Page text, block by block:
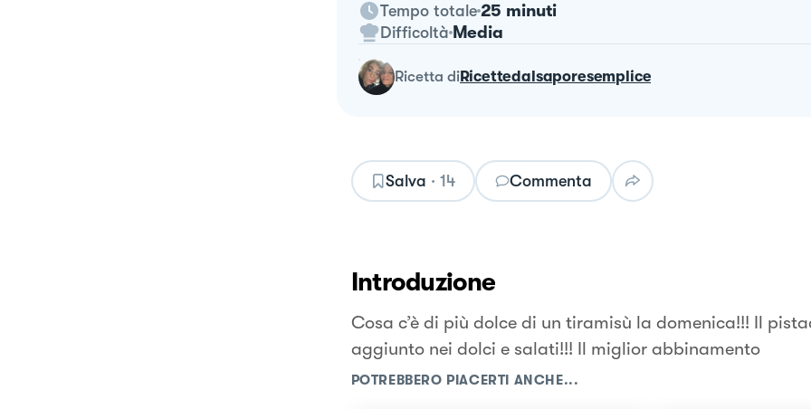
Tempo totale 25 minuti
Difficoltà Media
ricetta diRicettedalsaporesemplice
Salva · 14 Commenta
Introduzione
Cosa c’è di più dolce di un tiramisù la domenica!!! Il
aggiunto nei dolci e salati!!! Il miglior abbinamento
POTREBBERO PIACERTI ANCHE...